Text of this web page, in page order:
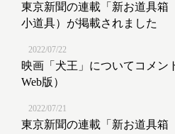
東京新聞の連載「新お道具
小道具）が掲載されました
2022/07/22
映画「犬王」についてコメン
Web版）
2022/07/21
東京新聞の連載「新お道具